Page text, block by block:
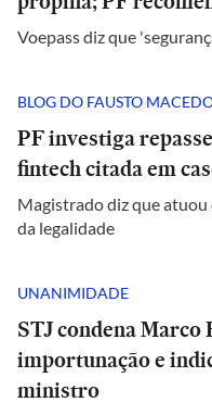
Voepass diz que
BLOG DO FAUSTO
PF investiga
fintech citada em
Magistrado diz que
da legalidade
UNANIMIDADE
STJ condena Marco
importunação e
ministro